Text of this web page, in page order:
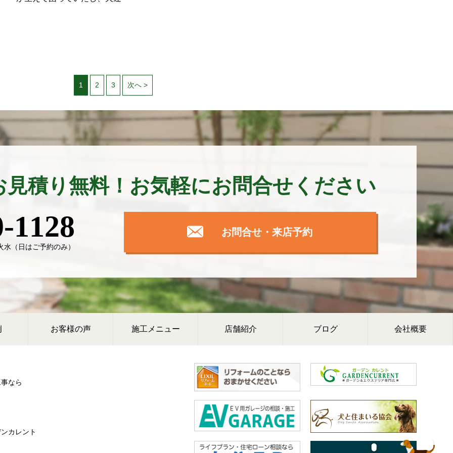
1 2 3 次へ >
積り無料！ お気軽にお問合せください
1128
（日はご予約のみ）
お問合せ・来店予約
お客様の声 施工メニュー 店舗紹介 ブログ 会社概要
なら
カレント